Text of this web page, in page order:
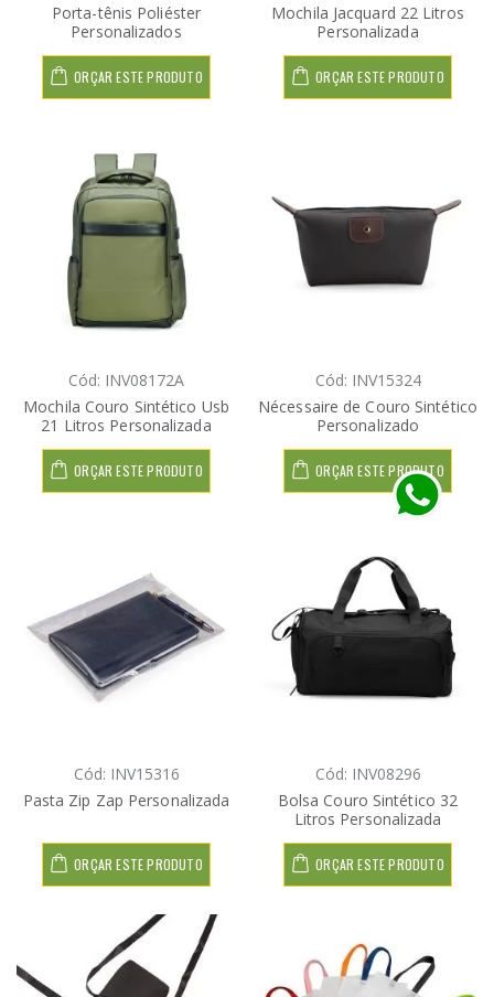
Porta-tênis Poliéster
Personalizados
ORÇAR ESTE PRODUTO
Mochila Jacquard 22 Litros
Personalizada
ORÇAR ESTE PRODUTO
Cód: INV08172A
Mochila Couro Sintético Usb
21 Litros Personalizada
ORÇAR ESTE PRODUTO
Cód: INV15324
Nécessaire de Couro Sintético
Personalizado
ORÇAR ESTE PRODUTO
Cód: INV15316
Pasta Zip Zap Personalizada
ORÇAR ESTE PRODUTO
Cód: INV08296
Bolsa Couro Sintético 32
Litros Personalizada
ORÇAR ESTE PRODUTO